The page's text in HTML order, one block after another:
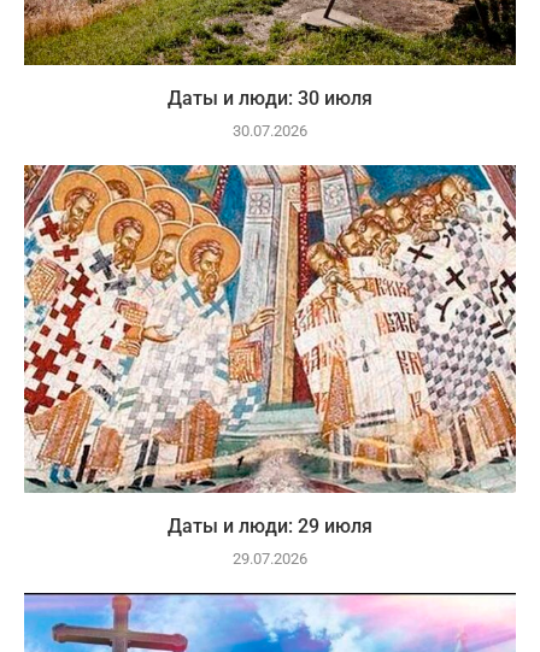
Даты и люди: 30 июля
30.07.2026
Даты и люди: 29 июля
29.07.2026